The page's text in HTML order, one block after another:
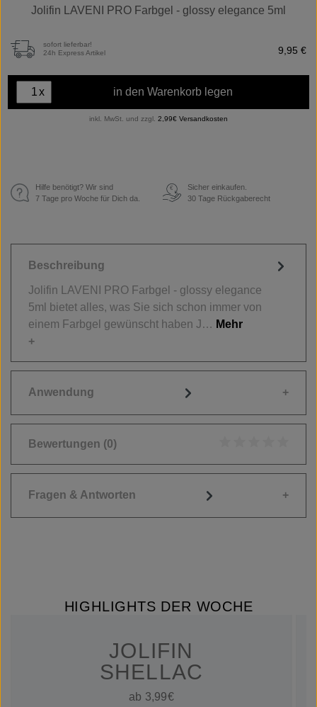
Jolifin LAVENI PRO Farbgel - glossy elegance 5ml
sofort lieferbar!
24h Express Artikel
9,95 €
x in den Warenkorb legen
inkl. MwSt. und zzgl. 2,99€ Versandkosten
Hilfe benötigt? Wir sind
7 Tage pro Woche für Dich da.
€
Sicher einkaufen.
30 Tage Rückgaberecht
Beschreibung
Jolifin LAVENI PRO Farbgel - glossy elegance
5ml bietet alles, was Sie sich schon immer von
einem Farbgel gewünscht haben J… Mehr
Anwendung
Bewertungen (0)
Fragen & Antworten
HIGHLIGHTS DER WOCHE
JOLIFIN
SHELLAC
ab 3,99€